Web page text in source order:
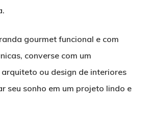
gourmet funcional e com
converse com um
ou design de interiores
seu sonho em um projeto lindo e